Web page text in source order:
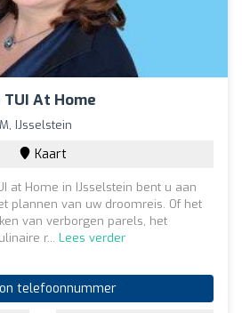
At Home
IJsselstein
Kaart
at Home in IJsselstein bent u aan
plannen van uw droomreis. Of het
van verborgen parels, het
r... Lees verder
telefoonnummer